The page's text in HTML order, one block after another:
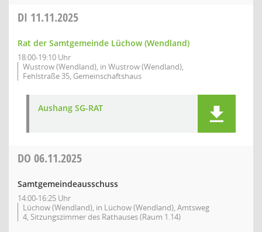
DI 11.11.2025
Rat der Samtgemeinde Lüchow (Wendland)
18:00-19:10 Uhr
Wustrow (Wendland), in Wustrow (Wendland),
Fehlstraße 35, Gemeinschaftshaus
Aushang SG-RAT
DO 06.11.2025
Samtgemeindeausschuss
14:00-16:25 Uhr
Lüchow (Wendland), in Lüchow (Wendland), Amtsweg
4, Sitzungszimmer des Rathauses (Raum 1.14)